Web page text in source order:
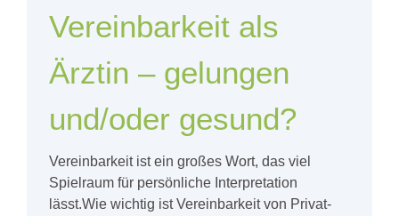
Vereinbarkeit als
Ärztin – gelungen
und/oder gesund?
Vereinbarkeit ist ein großes Wort, das viel
Spielraum für persönliche Interpretation
lässt.Wie wichtig ist Vereinbarkeit von Privat-